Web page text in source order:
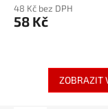
48 Kč bez DPH
58 Kč
ZOBRAZIT